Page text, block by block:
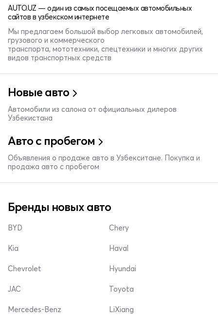
AUTO.UZ — один из самых посещаемых автомобильных
сайтов в узбекском интернете
Мы предлагаем большой выбор легковых автомобилей,
грузового и коммерческого
транспорта, мототехники, спецтехники и многих других
видов транспортных средств
Новые авто
Автомобили из салона от официальных дилеров
Узбекистана
Авто с пробегом
Объявления о продаже авто в Узбекситане. Покупка и
продажа авто с пробегом
Бренды новых авто
BYD
Kia
Chevrolet
Chery
Haval
Hyundai
JAC
Mercedes-Benz
Toyota
LiXiang